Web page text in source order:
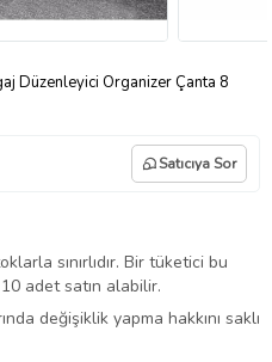
Düzenleyici Organizer Çanta 8
Satıcıya Sor
sınırlıdır. Bir tüketici bu
adet satın alabilir.
değişiklik yapma hakkını saklı